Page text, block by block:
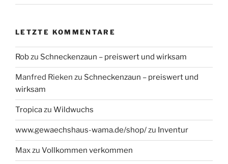
LETZTE KOMMENTARE
Robzu Schneckenzaun – preiswert und wirksam
Manfred Rieken zu Schneckenzaun – preiswert und
wirksam
Tropicazu Wildwuchs
www.gewaechshaus-wama.de/shop/zu Inventur
Maxzu Vollkommen verkommen